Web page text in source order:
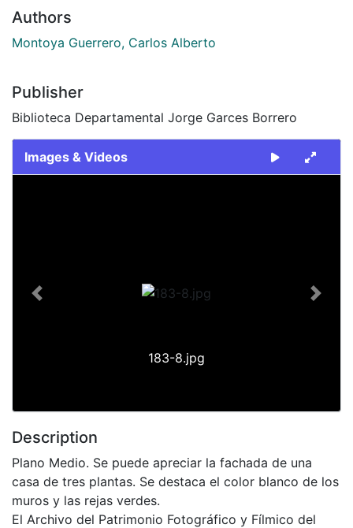
Authors
Montoya Guerrero, Carlos Alberto
Publisher
Biblioteca Departamental Jorge Garces Borrero
Images & Videos
183-8.jpg
Previous Next
Description
Plano Medio. Se puede apreciar la fachada de una
casa de tres plantas. Se destaca el color blanco de los
muros y las rejas verdes.
El Archivo del Patrimonio Fotográfico y Fílmico del